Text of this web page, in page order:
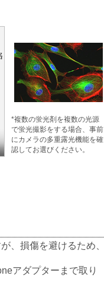
*複数の蛍光剤を複数の光源
で蛍光撮影をする場合、事前
にカメラの多重露光機能を確
認してお選びください。
、損傷を避けるため、
アダプターまで取り